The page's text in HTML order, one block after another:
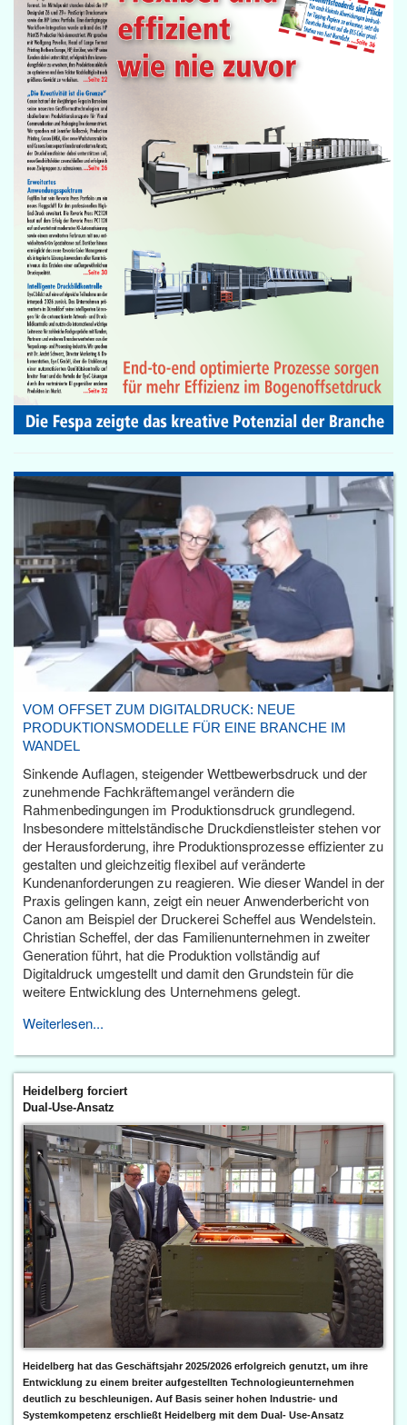
VOM OFFSET ZUM DIGITALDRUCK: NEUE
PRODUKTIONSMODELLE FÜR EINE BRANCHE IM
WANDEL
Sinkende Auflagen, steigender Wettbewerbsdruck und der
zunehmende Fachkräftemangel verändern die
Rahmenbedingungen im Produktionsdruck grundlegend.
Insbesondere mittelständische Druckdienstleister stehen vor
der Herausforderung, ihre Produktionsprozesse effizienter zu
gestalten und gleichzeitig flexibel auf veränderte
Kundenanforderungen zu reagieren. Wie dieser Wandel in der
Praxis gelingen kann, zeigt ein neuer Anwenderbericht von
Canon am Beispiel der Druckerei Scheffel aus Wendelstein.
Christian Scheffel, der das Familienunternehmen in zweiter
Generation führt, hat die Produktion vollständig auf
Digitaldruck umgestellt und damit den Grundstein für die
weitere Entwicklung des Unternehmens gelegt.
Weiterlesen...
Heidelberg forciert
Dual-Use-Ansatz
Heidelberg hat das Geschäftsjahr 2025/2026 erfolgreich genutzt, um ihre
Entwicklung zu einem breiter aufgestellten Technologieunternehmen
deutlich zu beschleunigen. Auf Basis seiner hohen Industrie- und
Systemkompetenz erschließt Heidelberg mit dem Dual- Use-Ansatz